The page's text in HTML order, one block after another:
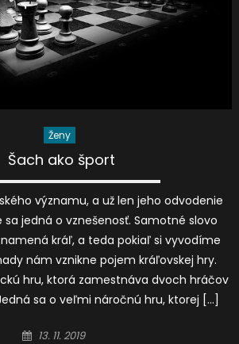
Ženy
Šach ako šport
významu, a už len jeho odvodenie
jedná o vznešenosť. Samotné slovo
kráľ, a teda pokiaľ si vyvodíme
nám vznikne pojem kráľovskej hry.
hru, ktorá zamestnáva dvoch hráčov
sa o veľmi náročnú hru, ktorej […]
Posted
13. 11. 2019